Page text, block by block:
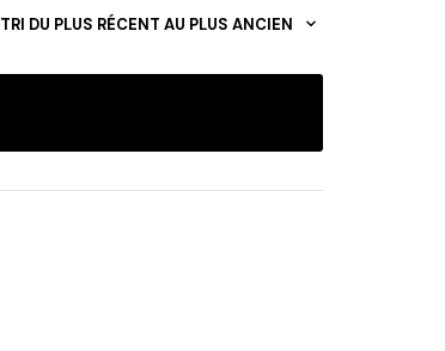
TRI DU PLUS RÉCENT AU PLUS ANCIEN